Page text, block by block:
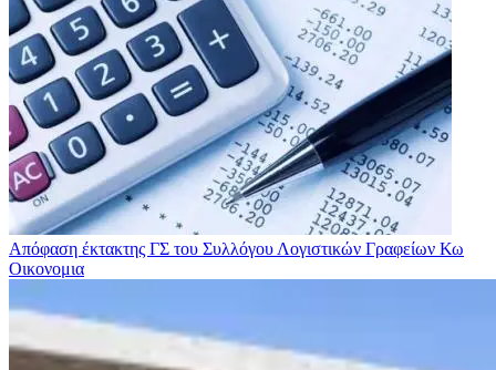
Απόφαση έκτακτης ΓΣ του Συλλόγου Λογιστικών Γραφείων Κω
Οικονομια